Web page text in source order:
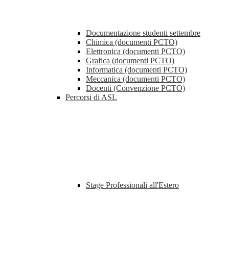
Documentazione studenti settembre
Chimica (documenti PCTO)
Elettronica (documenti PCTO)
Grafica (documenti PCTO)
Informatica (documenti PCTO)
Meccanica (documenti PCTO)
Docenti (Convenzione PCTO)
Percorsi di ASL
Stage Professionali all'Estero